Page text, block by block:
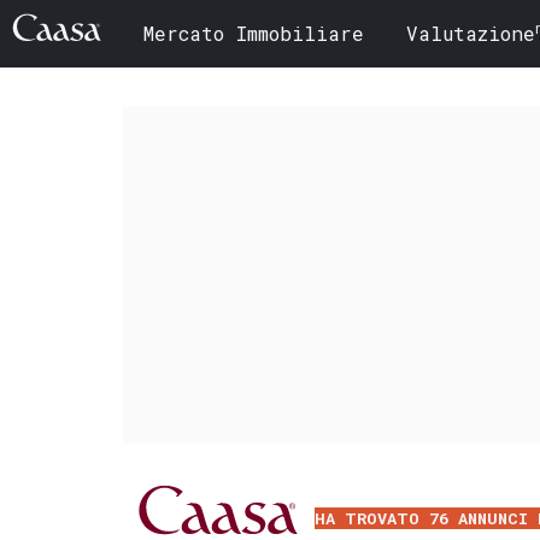
Mercato Immobiliare Valutazione
HA TROVATO 76 ANNUNCI